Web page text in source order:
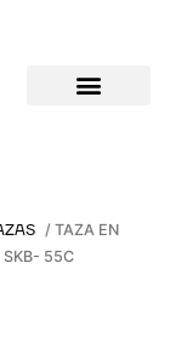
/ TAZA EN
SKB- 55C